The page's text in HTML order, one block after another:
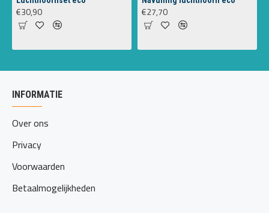
€30,90 €27,70
INFORMATIE
Over ons
Privacy
Voorwaarden
Betaalmogelijkheden